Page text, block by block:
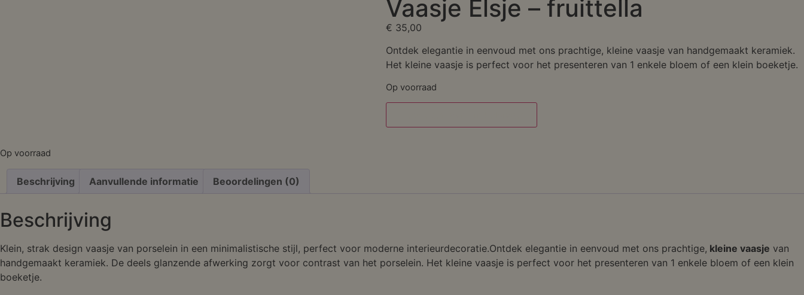
Vaasje Elsje – fruittella
€ 35,00
Ontdek elegantie in eenvoud met ons prachtige, kleine vaasje van handgemaakt keramiek.
Het kleine vaasje is perfect voor het presenteren van 1 enkele bloem of een klein boeketje.
Op voorraad
Op voorraad
Beschrijving Aanvullende informatie Beoordelingen (0)
Beschrijving
Klein, strak design vaasje van porselein in een minimalistische stijl, perfect voor moderne interieurdecoratie.Ontdek elegantie in eenvoud met ons prachtige, kleine vaasje van
handgemaakt keramiek. De deels glanzende afwerking zorgt voor contrast van het porselein. Het kleine vaasje is perfect voor het presenteren van 1 enkele bloem of een klein
boeketje.